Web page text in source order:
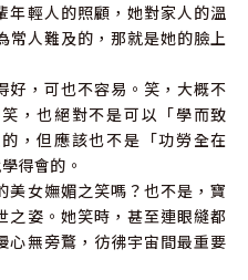
年輕人的照顧，她對家人的溫
人難及的，那就是她的臉上
好，可也不容易。笑，大概不
，也絕對不是可以「學而致
，但應該也不是「功勞全在
得會的。
美女嫵媚之笑嗎？也不是，寶
之姿。她笑時，甚至連眼縫都
心無旁鶩，彷彿宇宙間最重要